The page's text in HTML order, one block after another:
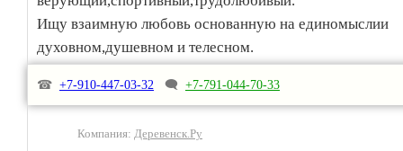
Ищу взаимную любовь основанную на единомыслии
духовном,душевном и телесном.
☎ +7-910-447-03-32 🗨 +7-791-044-70-33
Компания: Деревенск.Ру